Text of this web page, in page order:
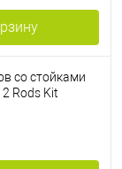
со стойками
Rods Kit